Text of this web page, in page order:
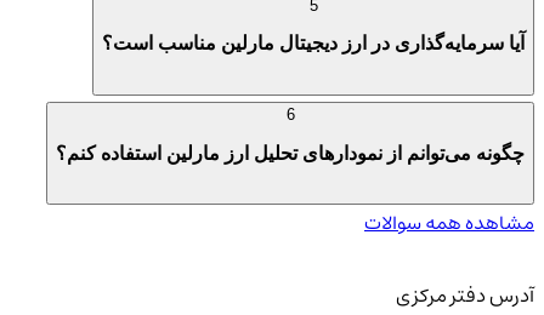
آیا سرمایه‌گذاری در ارز دیجیتال مارلین مناسب است؟
چگونه می‌توانم از نمودارهای تحلیل ارز مارلین استفاده کنم؟
مشاهده همه سوالات
آدرس دفتر مرکزی